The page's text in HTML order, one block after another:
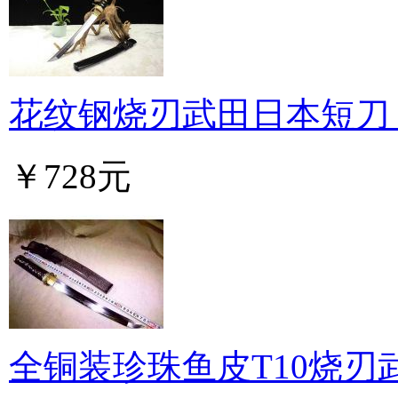
花纹钢烧刃武田日本短
￥728元
全铜装珍珠鱼皮T10烧刃